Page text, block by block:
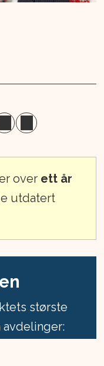
over ett år
utdatert
største